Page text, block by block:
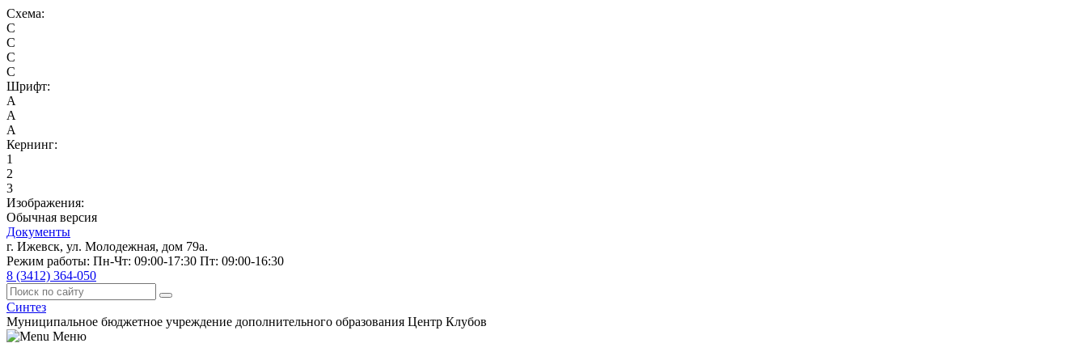
Схема:
C
C
C
C
Шрифт:
A
A
A
Кернинг:
1
2
3
Изображения:
Обычная версия
Документы
г. Ижевск, ул. Молодежная, дом 79а.
Режим работы: Пн-Чт: 09:00-17:30 Пт: 09:00-16:30
8 (3412) 364-050
Синтез
Муниципальное бюджетное учреждение дополнительного образования Центр Клубов
Меню